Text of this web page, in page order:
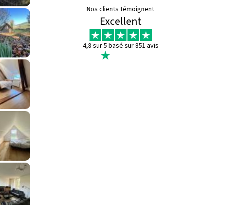
Nos clients témoignent
Excellent
4,8 sur 5 basé sur 851 avis